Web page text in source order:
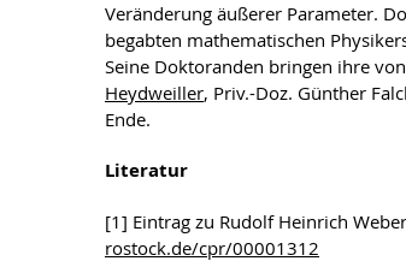
Veränderung äußerer Parameter.
begabten mathematischen
Seine Doktoranden bringen ihre
Heydweiller, Priv.-Doz. Günther
Ende.
Literatur
[1] Eintrag zu Rudolf Heinrich
rostock.de/cpr/00001312